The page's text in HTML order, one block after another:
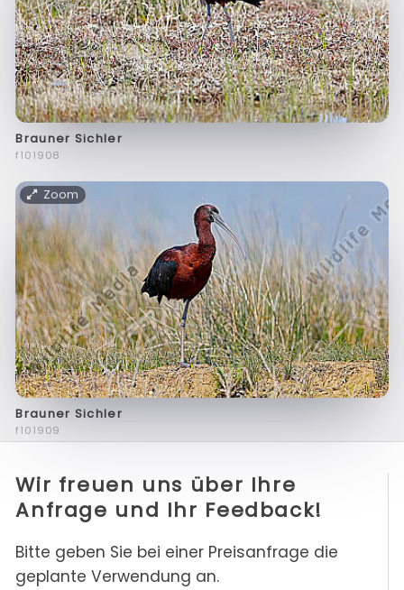
Brauner Sichler
f101908
Zoom
Brauner Sichler
f101909
Wir freuen uns über Ihre
Anfrage und Ihr Feedback!
Bitte geben Sie bei einer Preisanfrage die
geplante Verwendung an.